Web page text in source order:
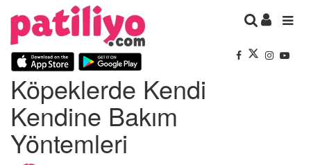
Köpeklerde Kendi
Kendine Bakım
Yöntemleri